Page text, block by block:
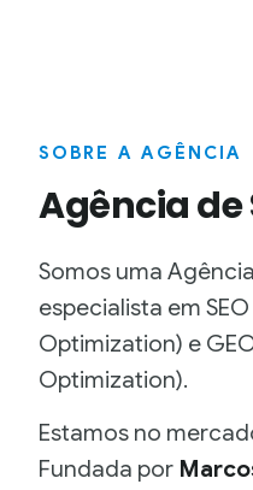
SOBRE A AGÊNCIA
Agência de
Somos uma
especialista em
Optimization) e
Optimization).
Estamos no
Fundada por